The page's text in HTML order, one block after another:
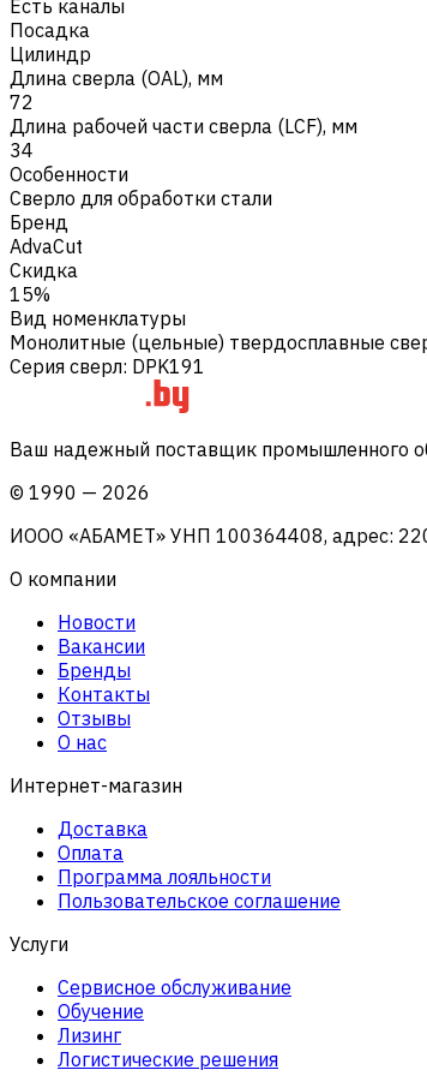
Есть каналы
Посадка
Цилиндр
Длина сверла (OAL), мм
72
Длина рабочей части сверла (LCF), мм
34
Особенности
Сверло для обработки стали
Бренд
AdvaCut
Скидка
15%
Вид номенклатуры
Монолитные (цельные) твердосплавные
Серия сверл: DPK191
Ваш надежный поставщик промышленного
© 1990 — 2026
ИООО «АБАМЕТ» УНП 100364408, адрес:
О компании
Новости
Вакансии
Бренды
Контакты
Отзывы
О нас
Интернет-магазин
Доставка
Оплата
Программа лояльности
Пользовательское соглашение
Услуги
Сервисное обслуживание
Обучение
Лизинг
Логистические решения